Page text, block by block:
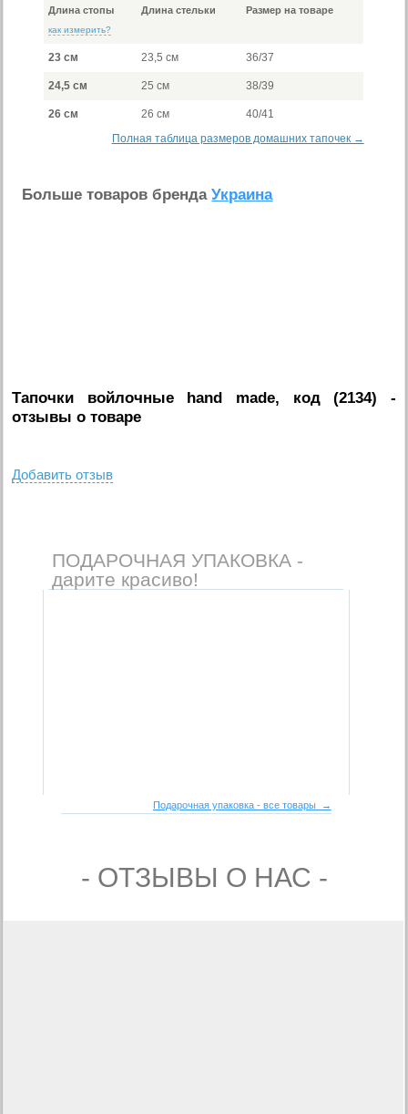
Длина стопы
как измерить?
Длина стельки Размер на товаре
23 см 23,5 см 36/37
24,5 см 25 см 38/39
26 см 26 см
40/41
Полная таблица размеров домашних тапочек →
Больше товаров брендаУкраина
Тапочки войлочные hand made, код (2134) -
отзывы о товаре
Добавить отзыв
ПОДАРОЧНАЯ УПАКОВКА -
дарите красиво!
Подарочная упаковка - все товары →
- ОТЗЫВЫ О НАС -